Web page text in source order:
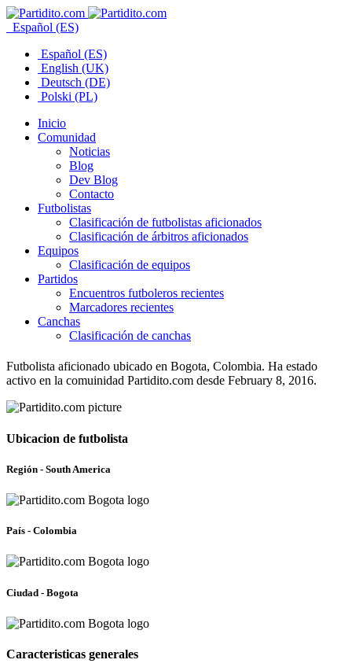
Español (ES)
Español (ES)
English (UK)
Deutsch (DE)
Polski (PL)
Inicio
Comunidad
Noticias
Blog
Dev Blog
Contacto
Futbolistas
Clasificación de futbolistas aficionados
Clasificación de árbitros aficionados
Equipos
Clasificación de equipos
Partidos
Encuentros futboleros recientes
Marcadores recientes
Canchas
Clasificación de canchas
Futbolista aficionado ubicado en Bogota, Colombia. Ha estado
activo en la comuinidad Partidito.com desde February 8, 2016.
Ubicacion de futbolista
Región - South America
País - Colombia
Ciudad - Bogota
Caracteristicas generales